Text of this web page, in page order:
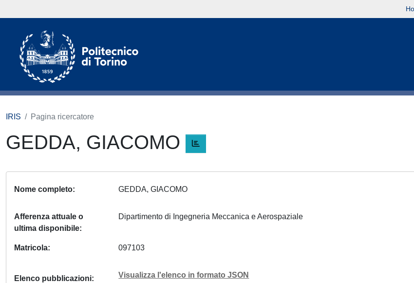
IRIS Pagina ricercatore
GEDDA, GIACOMO
Nome completo GEDDA, GIACOMO
Afferenza attuale o
ultima disponibile
Dipartimento di Ingegneria Meccanica e Aerospaziale
Matricola 097103
Elenco pubblicazioni Visualizza l'elenco in formato JSON